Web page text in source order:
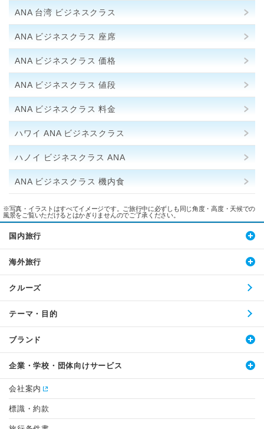
ANA 台湾 ビジネスクラス
ANA ビジネスクラス 座席
ANA ビジネスクラス 価格
ANA ビジネスクラス 値段
ANA ビジネスクラス 料金
ハワイ ANA ビジネスクラス
ハノイ ビジネスクラス ANA
ANA ビジネスクラス 機内食
※写真・イラストはすべてイメージです。ご旅行中に必ずしも同じ角度・高度・天候での
風景をご覧いただけるとはかぎりませんのでご了承ください。
国内旅行
海外旅行
クルーズ
テーマ・目的
ブランド
企業・学校・団体向けサービス
会社案内
標識・約款